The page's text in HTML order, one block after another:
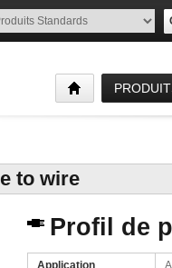
to wire
Profil de
Application